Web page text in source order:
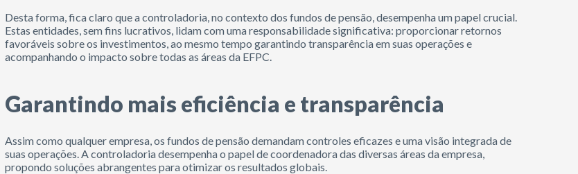
Desta forma, fica claro que a controladoria, no contexto dos fundos de pensão, desempenha um papel crucial.
Estas entidades, sem fins lucrativos, lidam com uma responsabilidade significativa: proporcionar retornos
favoráveis sobre os investimentos, ao mesmo tempo garantindo transparência em suas operações e
acompanhando o impacto sobre todas as áreas da EFPC.
Garantindo mais eficiência e transparência
Assim como qualquer empresa, os fundos de pensão demandam controles eficazes e uma visão integrada de
suas operações. A controladoria desempenha o papel de coordenadora das diversas áreas da empresa,
propondo soluções abrangentes para otimizar os resultados globais.